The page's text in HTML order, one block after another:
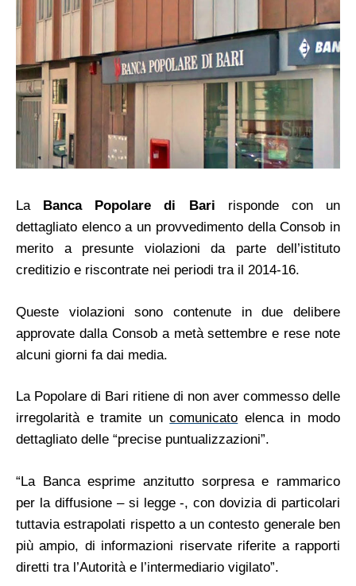
La Banca Popolare di Bari risponde con un
dettagliato elenco a un provvedimento della Consob in
merito a presunte violazioni da parte dell’istituto
creditizio e riscontrate nei periodi tra il 2014-16.
Queste violazioni sono contenute in due delibere
approvate dalla Consob a metà settembre e rese note
alcuni giorni fa dai media.
La Popolare di Bari ritiene di non aver commesso delle
irregolarità e tramite uncomunicato elenca in modo
dettagliato delle “precise puntualizzazioni”.
“La Banca esprime anzitutto sorpresa e rammarico
per la diffusione – si legge -, con dovizia di particolari
tuttavia estrapolati rispetto a un contesto generale ben
più ampio, di informazioni riservate riferite a rapporti
diretti tra l’Autorità e l’intermediario vigilato”.